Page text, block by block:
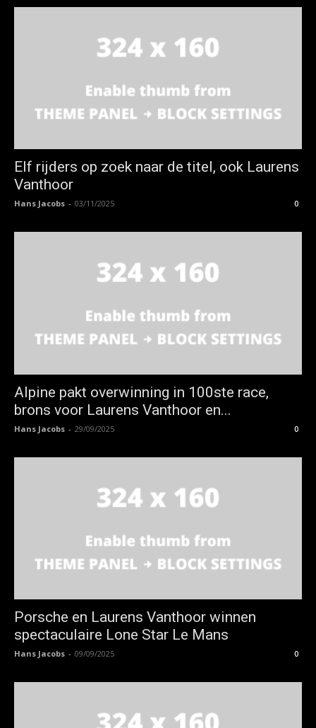
Elf rijders op zoek naar de titel, ook Laurens
Vanthoor
Hans Jacobs - 03/11/2025 0
Alpine pakt overwinning in 100ste race,
brons voor Laurens Vanthoor en...
Hans Jacobs - 29/09/2025 0
Porsche en Laurens Vanthoor winnen
spectaculaire Lone Star Le Mans
Hans Jacobs - 09/09/2025 0